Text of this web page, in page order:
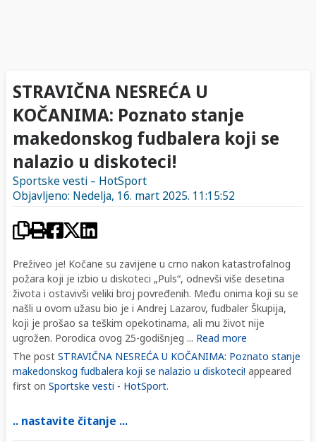
STRAVIČNA NESREĆA U
KOČANIMA: Poznato stanje
makedonskog fudbalera koji se
nalazio u diskoteci!
Sportske vesti – HotSport
Objavljeno: Nedelja, 16. mart 2025. 11:15:52
Preživeo je! Kočane su zavijene u crno nakon katastrofalnog
požara koji je izbio u diskoteci „Puls“, odnevši više desetina
života i ostavivši veliki broj povređenih. Među onima koji su se
našli u ovom užasu bio je i Andrej Lazarov, fudbaler Škupija,
koji je prošao sa teškim opekotinama, ali mu život nije
ugrožen. Porodica ovog 25-godišnjeg ... Read more
The post STRAVIČNA NESREĆA U KOČANIMA: Poznato stanje
makedonskog fudbalera koji se nalazio u diskoteci! appeared
first on Sportske vesti - HotSport.
.. nastavite čitanje ...